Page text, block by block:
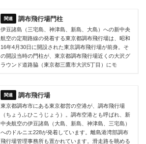
調布飛行場門柱
伊豆諸島（三宅島、神津島、新島、大島）への新中央
航空の定期路線の発着する東京都調布飛行場は、昭和
16年4月30日に開設された東京調布飛行場が前身。そ
の開設当時の門柱が、東京都調布飛行場近くの大沢グ
ラウンド道路脇（東京都三鷹市大沢5丁目）にモ
調布飛行場
東京都調布市にある東京都営の空港が、調布飛行場
（ちょうふひこうじょう）。調布空港とも呼ばれ、新
中央航空の伊豆諸島（大島、新島、神津島、三宅島）
へのドルニエ228が発着しています。離島港湾部調布
飛行場管理事務所も置かれています。滑走路を眺める